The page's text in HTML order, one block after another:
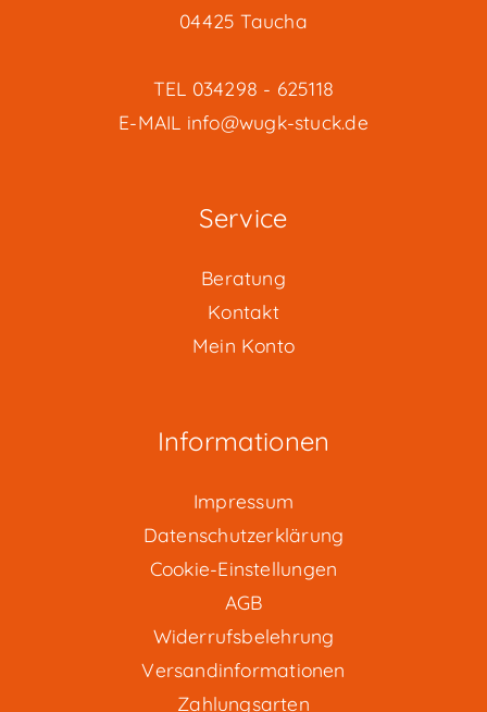
04425 Taucha
TEL 034298 - 625118
E-MAIL info@wugk-stuck.de
Service
Beratung
Kontakt
Mein Konto
Informationen
Impressum
Datenschutzerklärung
Cookie-Einstellungen
AGB
Widerrufsbelehrung
Versandinformationen
Zahlungsarten